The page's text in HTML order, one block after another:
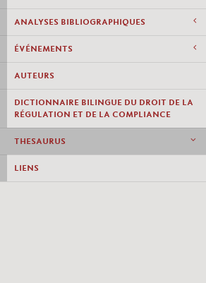
ANALYSES BIBLIOGRAPHIQUES
ÉVÉNEMENTS
AUTEURS
DICTIONNAIRE BILINGUE DU DROIT DE LA
RÉGULATION ET DE LA COMPLIANCE
THESAURUS
LIENS